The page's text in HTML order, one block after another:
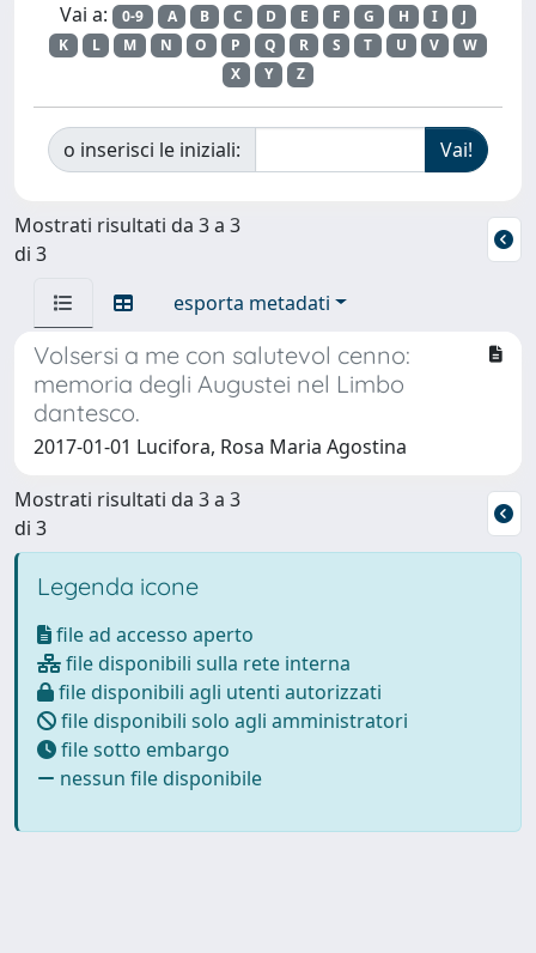
Vai a: 0-9 A B C D E F G H I
J
K
L M N O P Q R S T U V
W
X
Y Z
o inserisci le iniziali:
Mostrati risultati da 3 a 3
di 3
esporta metadati
Volsersi a me con salutevol cenno:
memoria degli Augustei nel Limbo
dantesco.
2017-01-01 Lucifora, Rosa Maria Agostina
Mostrati risultati da 3 a 3
di 3
Legenda icone
file ad accesso aperto
file disponibili sulla rete interna
file disponibili agli utenti autorizzati
file disponibili solo agli amministratori
file sotto embargo
nessun file disponibile